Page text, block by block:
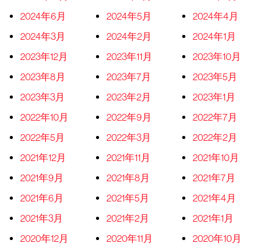
2024年6月
2024年5月
2024年4月
2024年3月
2024年2月
2024年1月
2023年12月
2023年11月
2023年10月
2023年8月
2023年7月
2023年5月
2023年3月
2023年2月
2023年1月
2022年10月
2022年9月
2022年7月
2022年5月
2022年3月
2022年2月
2021年12月
2021年11月
2021年10月
2021年9月
2021年8月
2021年7月
2021年6月
2021年5月
2021年4月
2021年3月
2021年2月
2021年1月
2020年12月
2020年11月
2020年10月